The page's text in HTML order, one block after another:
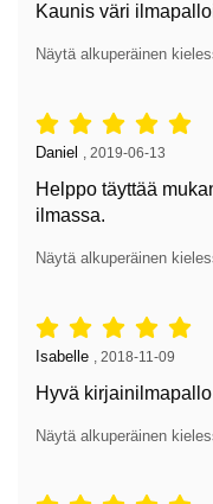
Kaunis väri
Näytä alkuperäinen
Arvostelu: 5 tähdet / 5,
Arvostelun kirjoittaja:
Daniel 2019-06-13
Helppo täyttää
ilmassa.
Näytä alkuperäinen
Arvostelu: 5 tähdet / 5,
Arvostelun kirjoittaja:
Isabelle 2018-11-09
Hyvä kirjainilmapallo
Näytä alkuperäinen